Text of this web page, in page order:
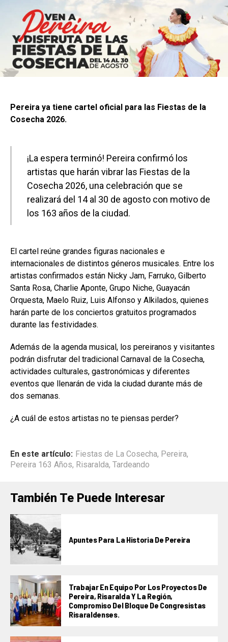
Pereira ya tiene cartel oficial para las Fiestas de la
Cosecha 2026.
¡La espera terminó! Pereira confirmó los
artistas que harán vibrar las Fiestas de la
Cosecha 2026, una celebración que se
realizará del 14 al 30 de agosto con motivo de
los 163 años de la ciudad.
El cartel reúne grandes figuras nacionales e
internacionales de distintos géneros musicales. Entre los
artistas confirmados están Nicky Jam, Farruko, Gilberto
Santa Rosa, Charlie Aponte, Grupo Niche, Guayacán
Orquesta, Maelo Ruiz, Luis Alfonso y Alkilados, quienes
harán parte de los conciertos gratuitos programados
durante las festividades.
Además de la agenda musical, los pereiranos y visitantes
podrán disfrutar del tradicional Carnaval de la Cosecha,
actividades culturales, gastronómicas y diferentes
eventos que llenarán de vida la ciudad durante más de
dos semanas.
¿A cuál de estos artistas no te piensas perder?
En este artículo: Fiestas de La Cosecha, Pereira,
Pereira 163 Años, Risaralda, Tardeando
También Te Puede Interesar
Apuntes Para La Historia De Pereira
Trabajar En Equipo Por Los Proyectos De
Pereira, Risaralda Y La Región,
Compromiso Del Bloque De Congresistas
Risaraldenses.